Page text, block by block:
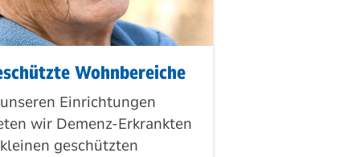
Wohnbereiche
Einrichtungen
wir Demenz-Erkrankten
geschützten